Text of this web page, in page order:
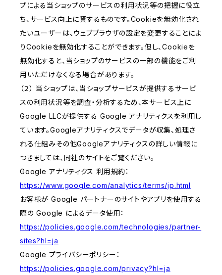
プによる当ショップのサービスの利用状況等の把握に役立
ち、サービス向上に資するものです。Cookieを無効化され
たいユーザーは、ウェブブラウザの設定を変更することによ
りCookieを無効化することができます。但し、Cookieを
無効化すると、当ショップのサービスの一部の機能をご利
用いただけなくなる場合があります。
（２） 当ショップは、当ショップサービスが提供するサービ
スの利用状況等を調査・分析するため、本サービス上に
Google LLCが提供する Google アナリティクスを利用し
ています。Googleアナリティクスでデータが収集、処理さ
れる仕組みその他Googleアナリティクスの詳しい情報に
つきましては、同社のサイトをご覧ください。
Google アナリティクス 利用規約：
https://www.google.com/analytics/terms/jp.html
お客様が Google パートナーのサイトやアプリを使用する
際の Google によるデータ使用：
https://policies.google.com/technologies/partner-
sites?hl=ja
Google プライバシーポリシー：
https://policies.google.com/privacy?hl=ja